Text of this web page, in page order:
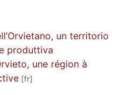
un territorio
produttiva
une région à